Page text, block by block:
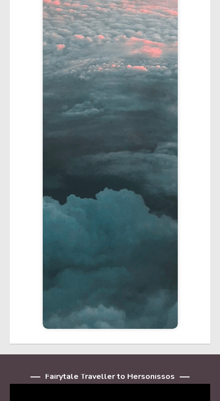
Fairytale Traveller to Hersonissos